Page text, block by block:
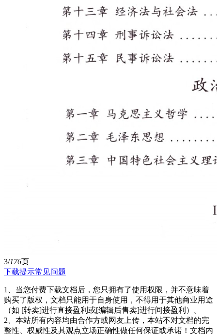
3/176页
下载提示常见问题
1、当您付费下载文档后，您只拥有了使用权限，并不意味着
购买了版权，文档只能用于自身使用，不得用于其他商业用途
（如 [转卖]进行直接盈利或[编辑后售卖]进行间接盈利）。
2、本站所有内容均由合作方或网友上传，本站不对文档的完
整性、权威性及其观点立场正确性做任何保证或承诺！文档内